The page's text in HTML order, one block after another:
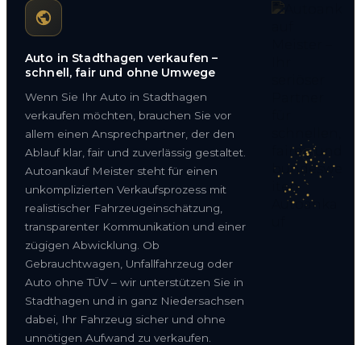
Auto in Stadthagen verkaufen –
schnell, fair und ohne Umwege
Wenn Sie Ihr Auto in Stadthagen
verkaufen möchten, brauchen Sie vor
allem einen Ansprechpartner, der den
Ablauf klar, fair und zuverlässig gestaltet.
Autoankauf Meister steht für einen
unkomplizierten Verkaufsprozess mit
realistischer Fahrzeugeinschätzung,
transparenter Kommunikation und einer
zügigen Abwicklung. Ob
Gebrauchtwagen, Unfallfahrzeug oder
Auto ohne TÜV – wir unterstützen Sie in
Stadthagen und in ganz Niedersachsen
dabei, Ihr Fahrzeug sicher und ohne
unnötigen Aufwand zu verkaufen.